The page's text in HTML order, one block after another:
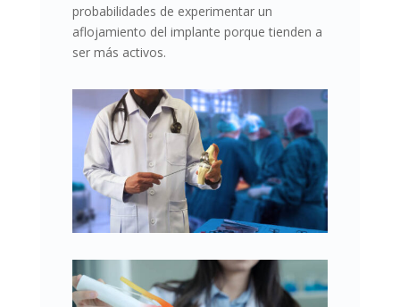
probabilidades de experimentar un
aflojamiento del implante porque tienden a
ser más activos.